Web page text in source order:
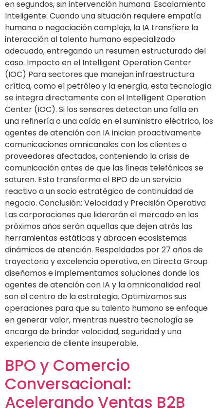
en segundos, sin intervención humana. Escalamiento
Inteligente: Cuando una situación requiere empatía
humana o negociación compleja, la IA transfiere la
interacción al talento humano especializado
adecuado, entregando un resumen estructurado del
caso. Impacto en el Intelligent Operation Center
(IOC) Para sectores que manejan infraestructura
crítica, como el petróleo y la energía, esta tecnología
se integra directamente con el Intelligent Operation
Center (IOC). Si los sensores detectan una falla en
una refinería o una caída en el suministro eléctrico, los
agentes de atención con IA inician proactivamente
comunicaciones omnicanales con los clientes o
proveedores afectados, conteniendo la crisis de
comunicación antes de que las líneas telefónicas se
saturen. Esto transforma el BPO de un servicio
reactivo a un socio estratégico de continuidad de
negocio. Conclusión: Velocidad y Precisión Operativa
Las corporaciones que liderarán el mercado en los
próximos años serán aquellas que dejen atrás las
herramientas estáticas y abracen ecosistemas
dinámicos de atención. Respaldados por 27 años de
trayectoria y excelencia operativa, en Directa Group
diseñamos e implementamos soluciones donde los
agentes de atención con IA y la omnicanalidad real
son el centro de la estrategia. Optimizamos sus
operaciones para que su talento humano se enfoque
en generar valor, mientras nuestra tecnología se
encarga de brindar velocidad, seguridad y una
experiencia de cliente insuperable.
BPO y Comercio
Conversacional:
Acelerando Ventas B2B